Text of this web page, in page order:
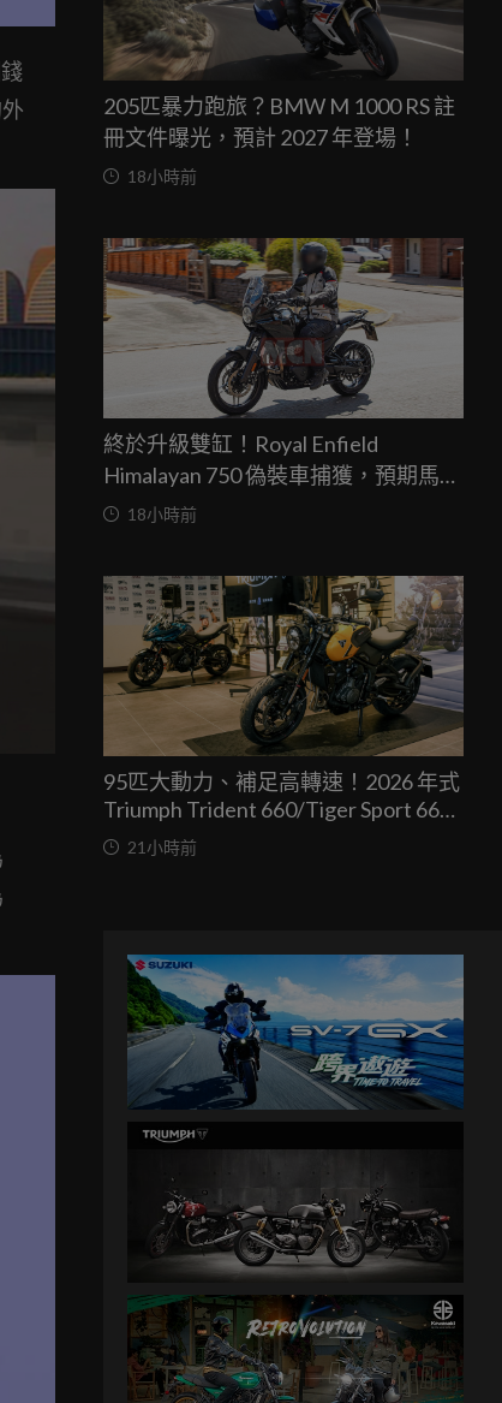
205匹暴力跑旅？BMW M 1000 RS 註
冊文件曝光，預計 2027 年登場！
18小時前
終於升級雙缸！Royal Enfield
Himalayan 750 偽裝車捕獲，預期馬力
突破67匹，最快米蘭車展亮相
18小時前
95匹大動力、補足高轉速！2026 年式
Triumph Trident 660/Tiger Sport 660
兩車均一價 39.9 萬台灣發表
21小時前